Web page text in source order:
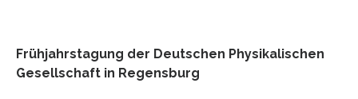
Frühjahrstagung der Deutschen Physikalischen
Gesellschaft in Regensburg